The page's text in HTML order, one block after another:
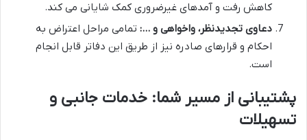
کاهش رفت و آمدهای غیرضروری کمک شایانی می کند.
دعاوی تجدیدنظر، واخواهی و …: تمامی مراحل اعتراض به
احکام و قرارهای صادره نیز از طریق این دفاتر قابل انجام
است.
پشتیبانی از مسیر شما: خدمات جانبی و
تسهیلات